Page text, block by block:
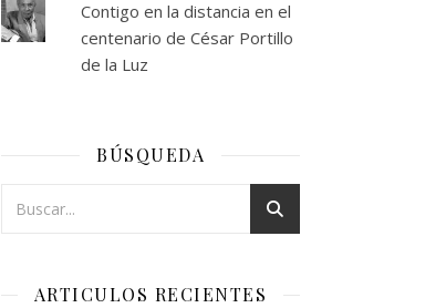
Contigo en la distancia en el
centenario de César Portillo
de la Luz
BÚSQUEDA
ARTICULOS RECIENTES